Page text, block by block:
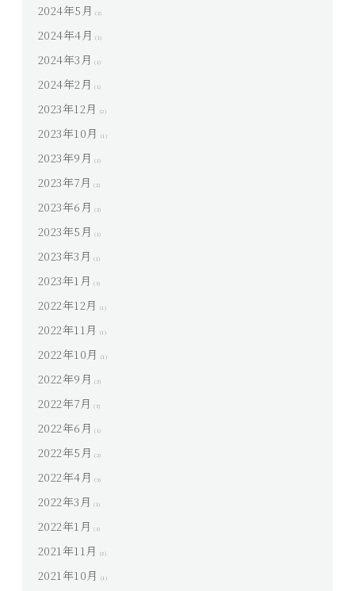
2024年5月 (2)
2024年4月 (1)
2024年3月 (1)
2024年2月 (1)
2023年12月 (2)
2023年10月 (1)
2023年9月 (1)
2023年7月 (2)
2023年6月 (2)
2023年5月 (1)
2023年3月 (1)
2023年1月 (3)
2022年12月 (1)
2022年11月 (1)
2022年10月 (1)
2022年9月 (2)
2022年7月 (3)
2022年6月 (1)
2022年5月 (2)
2022年4月 (3)
2022年3月 (1)
2022年1月 (3)
2021年11月 (2)
2021年10月 (1)